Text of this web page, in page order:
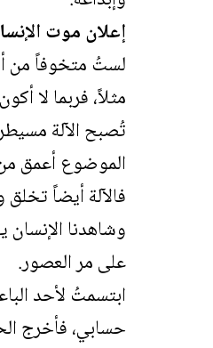
إعلان موت
لستُ متخوفاً من
مثلاً، فربما لا
تُصبح الآلة
الموضوع أعمق
فالآلة أيضاً
وشاهدنا
على مر العصور.
ابتسمتُ لأحد